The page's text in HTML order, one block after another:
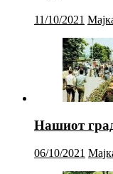
11/10/2021
Нашиот
06/10/2021